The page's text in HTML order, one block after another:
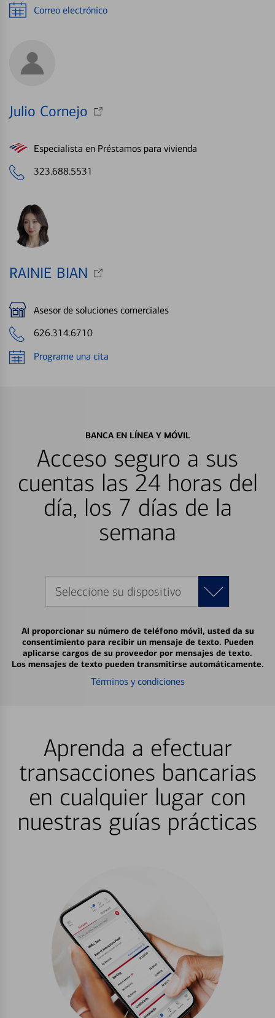
Correo electrónico
Julio Cornejo
Especialista en Préstamos para vivienda
323.688.5531
RAINIE BIAN
Asesor de soluciones comerciales
626.314.6710
Programe una cita
BANCA EN LÍNEA Y MÓVIL
Acceso seguro a sus
cuentas las 24 horas del
día, los 7 días de la
semana
Seleccione su dispositivo
Al proporcionar su número de teléfono móvil, usted da su
consentimiento para recibir un mensaje de texto. Pueden
aplicarse cargos de su proveedor por mensajes de texto.
Los mensajes de texto pueden transmitirse automáticamente.
Términos y condiciones
Aprenda a efectuar
transacciones bancarias
en cualquier lugar con
nuestras guías prácticas